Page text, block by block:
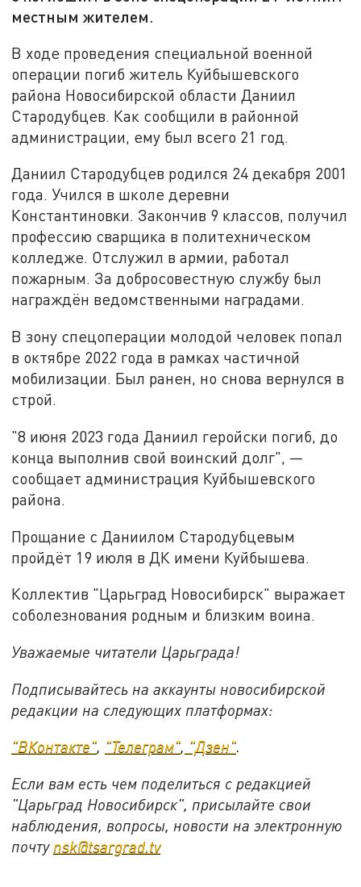
местным жителем.
В ходе проведения специальной военной
операции погиб житель Куйбышевского
района Новосибирской области Даниил
Стародубцев. Как сообщили в районной
администрации, ему был всего 21 год.
Даниил Стародубцев родился 24 декабря 2001
года. Учился в школе деревни
Константиновки. Закончив 9 классов, получил
профессию сварщика в политехническом
колледже. Отслужил в армии, работал
пожарным. За добросовестную службу был
награждён ведомственными наградами.
В зону спецоперации молодой человек попал
в октябре 2022 года в рамках частичной
мобилизации. Был ранен, но снова вернулся в
строй.
"8 июня 2023 года Даниил геройски погиб, до
конца выполнив свой воинский долг", —
сообщает администрация Куйбышевского
района.
Прощание с Даниилом Стародубцевым
пройдёт 19 июля в ДК имени Куйбышева.
Коллектив "Царьград Новосибирск" выражает
соболезнования родным и близким воина.
Уважаемые читатели Царьграда!
Подписывайтесь на аккаунты новосибирской
редакции на следующих платформах:
"ВКонтакте", "Телеграм", "Дзен".
Если вам есть чем поделиться с редакцией
"Царьград Новосибирск", присылайте свои
наблюдения, вопросы, новости на электронную
почту nsk@tsargrad.tv